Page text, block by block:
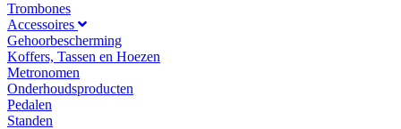
Trombones
Accessoires
Gehoorbescherming
Koffers, Tassen en Hoezen
Metronomen
Onderhoudsproducten
Pedalen
Standen